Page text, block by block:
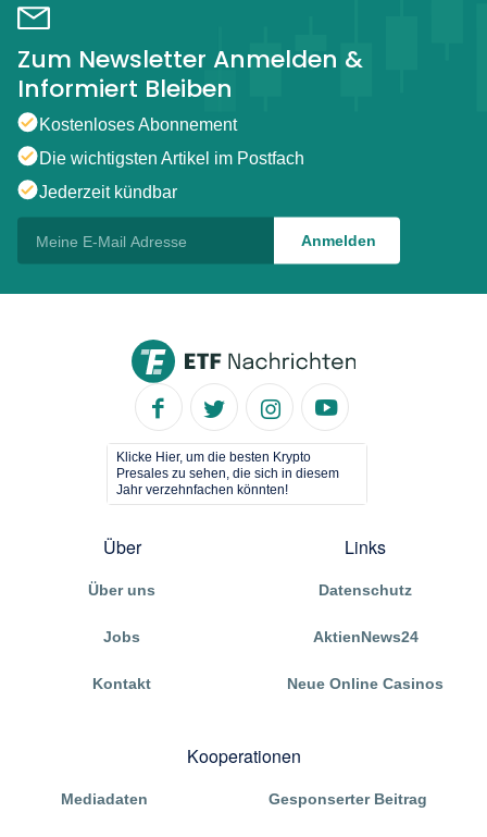
Zum Newsletter Anmelden &
Informiert Bleiben
Kostenloses Abonnement
Die wichtigsten Artikel im Postfach
Jederzeit kündbar
Klicke Hier, um die besten Krypto
Presales zu sehen, die sich in diesem
Jahr verzehnfachen könnten!
Über
Über uns
Jobs
Kontakt
Links
Datenschutz
AktienNews24
Neue Online Casinos
Kooperationen
Mediadaten Gesponserter Beitrag